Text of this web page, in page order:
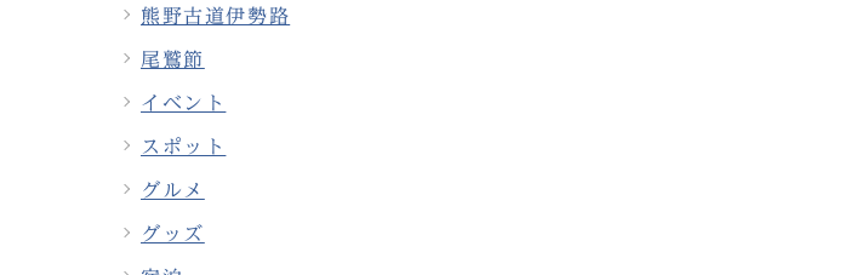
熊野古道伊勢路
尾鷲節
イベント
スポット
グルメ
グッズ